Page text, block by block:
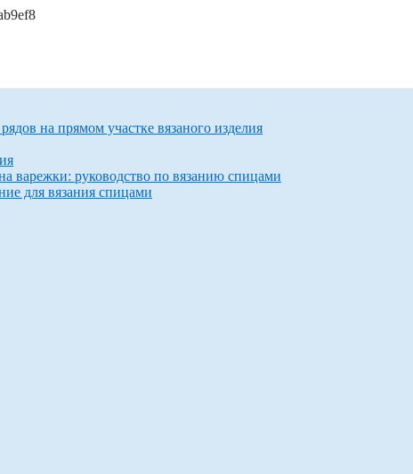
на прямом участке вязаного изделия
варежки: руководство по вязанию спицами
для вязания спицами